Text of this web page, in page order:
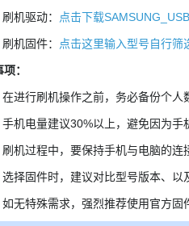
刷机驱动： 点击下载
刷机固件： 点击这里输入型号自行筛
：
在进行刷机操作之前，务必备份个人
手机电量建议30%以上，避免因为手
刷机过程中，要保持手机与电脑的连
选择固件时，建议对比型号版本、以
如无特殊需求，强烈推荐使用官方固